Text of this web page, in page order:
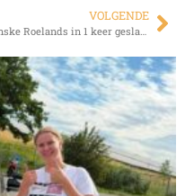
VOLGENDE
Renske Roelands in 1 keer geslaagd!!!